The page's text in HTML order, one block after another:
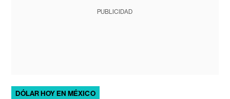
PUBLICIDAD
DÓLAR HOY EN MÉXICO